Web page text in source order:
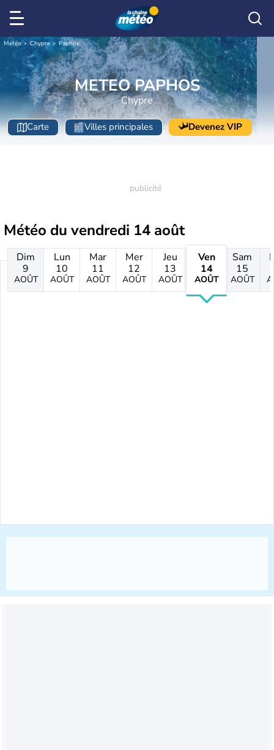
Météo Chypre Paphos
METEO PAPHOS
Chypre
Carte Villes principales Devenez VIP
Météo du vendredi 14 août
Dim
9
AOÛT
Lun
10
AOÛT
Mar
11
AOÛT
Mer
12
AOÛT
Jeu
13
AOÛT
Ven
14
AOÛT
Sam
15
AOÛT